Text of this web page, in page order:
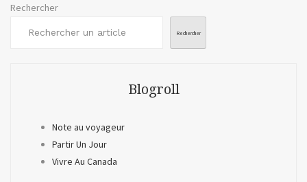
Rechercher
Rechercher
Blogroll
Note au voyageur
Partir Un Jour
Vivre Au Canada